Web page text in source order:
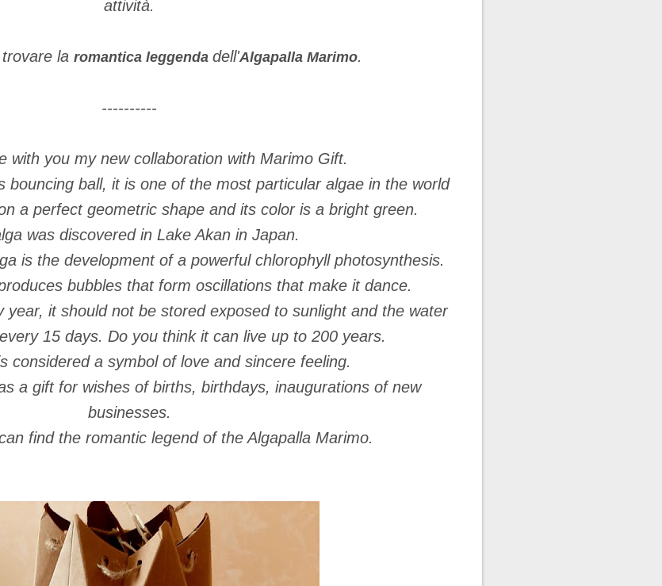
attività.
la romantica leggenda dell'Algapalla Marimo.
----------
with you my new collaboration with Marimo Gift.
bouncing ball, it is one of the most particular algae in the world
a perfect geometric shape and its color is a bright green.
was discovered in Lake Akan in Japan.
is the development of a powerful chlorophyll photosynthesis.
bubbles that form oscillations that make it dance.
year, it should not be stored exposed to sunlight and the water
15 days. Do you think it can live up to 200 years.
considered a symbol of love and sincere feeling.
a gift for wishes of births, birthdays, inaugurations of new
businesses.
find the romantic legend of the Algapalla Marimo.